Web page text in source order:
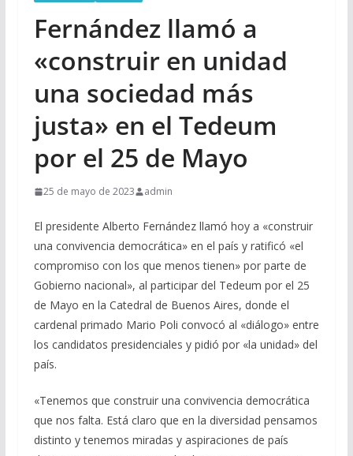
Fernández llamó a
«construir en unidad
una sociedad más
justa» en el Tedeum
por el 25 de Mayo
25 de mayo de 2023 admin
El presidente Alberto Fernández llamó hoy a «construir
una convivencia democrática» en el país y ratificó «el
compromiso con los que menos tienen» por parte de
Gobierno nacional», al participar del Tedeum por el 25
de Mayo en la Catedral de Buenos Aires, donde el
cardenal primado Mario Poli convocó al «diálogo» entre
los candidatos presidenciales y pidió por «la unidad» del
país.
«Tenemos que construir una convivencia democrática
que nos falta. Está claro que en la diversidad pensamos
distinto y tenemos miradas y aspiraciones de país